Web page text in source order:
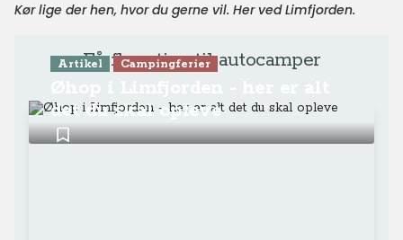
Kør lige der hen, hvor du gerne vil. Her ved Limfjorden.
Få flere tips til autocamper
Artikel Campingferier
det du skal opleve